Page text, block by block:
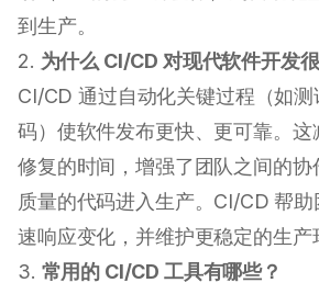
到生产。
2. 为什么 CI/CD 对现代软件开发
CI/CD 通过自动化关键过程（如
码）使软件发布更快、更可靠。这
修复的时间，增强了团队之间的协
质量的代码进入生产。CI/CD 帮
速响应变化，并维护更稳定的生产
3. 常用的 CI/CD 工具有哪些？